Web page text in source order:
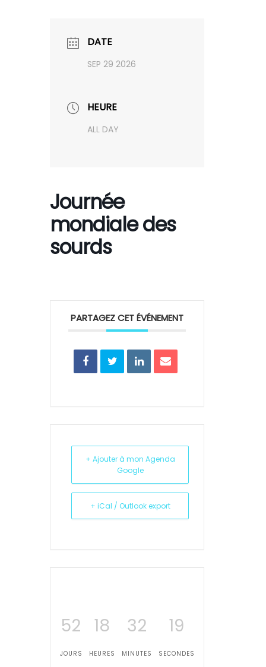
DATE
SEP 29 2026
HEURE
ALL DAY
Journée
mondiale des
sourds
PARTAGEZ CET ÉVÉNEMENT
+ Ajouter à mon Agenda
Google
+ iCal / Outlook export
52
JOURS
18
HEURES
32
MINUTES
19
SECONDES